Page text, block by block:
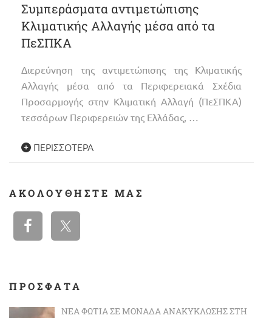
Συμπεράσματα αντιμετώπισης
Κλιματικής Αλλαγής μέσα από τα
ΠεΣΠΚΑ
Διερεύνηση της αντιμετώπισης της Κλιματικής
Αλλαγής μέσα από τα Περιφερειακά Σχέδια
Προσαρμογής στην Κλιματική Αλλαγή (ΠεΣΠΚΑ)
τεσσάρων Περιφερειών της Ελλάδας, …
ΠΕΡΙΣΣΌΤΕΡΑ
ΑΚΟΛΟΥΘΉΣΤΕ ΜΑΣ
ΠΡΟΣΦΑΤΑ
ΝΈΑ ΦΩΤΙΆ ΣΕ ΜΟΝΆΔΑ ΑΝΑΚΎΚΛΩΣΗΣ ΣΤΗ